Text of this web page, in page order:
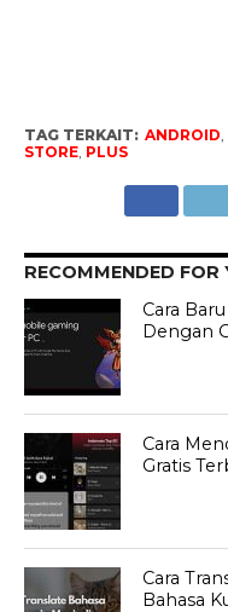
TAG TERKAIT: ANDROID
STORE, PLUS
RECOMMENDED FOR
Cara
Dengan
Cara
Gratis
Cara
Bahasa